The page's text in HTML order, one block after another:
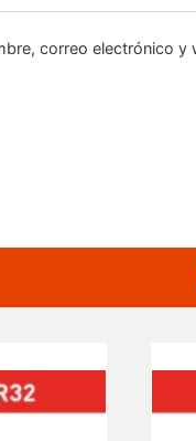
correo electrónico